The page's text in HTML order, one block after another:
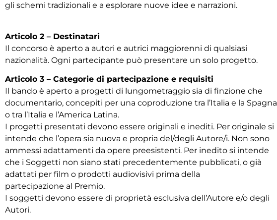
gli schemi tradizionali e a esplorare nuove idee e narrazioni.
Articolo 2 – Destinatari
Il concorso è aperto a autori e autrici maggiorenni di qualsiasi
nazionalità. Ogni partecipante può presentare un solo progetto.
Articolo 3 – Categorie di partecipazione e requisiti
Il bando è aperto a progetti di lungometraggio sia di finzione che
documentario, concepiti per una coproduzione tra l’Italia e la Spagna
o tra l’Italia e l’America Latina.
I progetti presentati devono essere originali e inediti. Per originale si
intende che l’opera sia nuova e propria del/degli Autore/i. Non sono
ammessi adattamenti da opere preesistenti. Per inedito si intende
che i Soggetti non siano stati precedentemente pubblicati, o già
adattati per film o prodotti audiovisivi prima della
partecipazione al Premio.
I soggetti devono essere di proprietà esclusiva dell’Autore e/o degli
Autori.